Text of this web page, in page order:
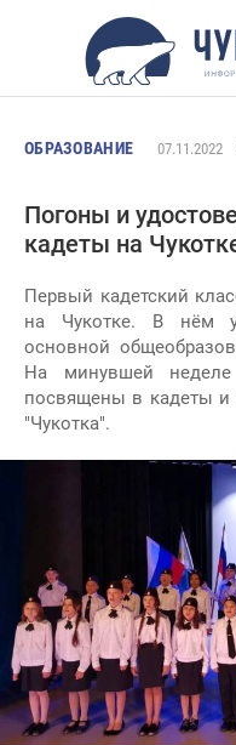
ОБРАЗОВАНИЕ 07.11.2022
Погоны и
кадеты на
Первый кадетский
на Чукотке. В нём
основной
На минувшей
посвящены в кадеты
"Чукотка".